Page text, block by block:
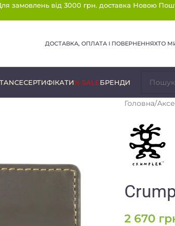
замовлень від 3000 грн. доставка Новою
ДОСТАВКА, ОПЛАТА І ПОВЕРНЕННЯХТО
СЕРТИФІКАТИ% SALEБРЕНДИ
Головна/
2 670